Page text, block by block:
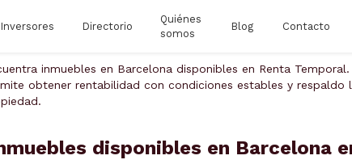
Inversores Directorio
Quiénes
somos
Blog Contacto
inmuebles en Barcelona disponibles en Renta
obtener rentabilidad con condiciones estables y
disponibles en Barcelona